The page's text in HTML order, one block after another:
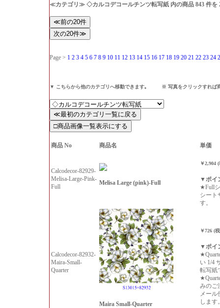
≪カテゴリ≫ ◇カルコデコールチンツ転写紙 内の商品 843 件
Page > 1 2 3 4 5 6 7 8 9 10 11 12 13 14 15 16 17 18 19 20 21 22 23 24
▼ こちらから他のカテゴリへ移動できます｡ ※ 写真をクリックすれば商
商品 No 商品名 単価
Calcodecor-82929-
Melisa-Large-Pink-
Full
Melisa Large (pink)-Full
￥2,904
▼ポイ
★Full
シート
す。
Calcodecor-82932-
Maira-Small-
Quarter
Maira Small-Quarter
￥726 (
▼ポイ
い 1/4
転写紙
みのご
メール
します